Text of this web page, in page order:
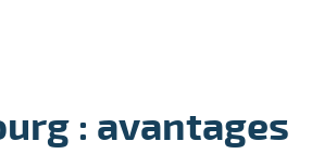
: avantages